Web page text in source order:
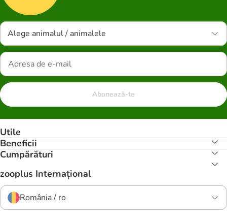
Alege animalul / animalele
Abonează-te
Utile
Beneficii
Cumpărături
zooplus Internațional
România / ro